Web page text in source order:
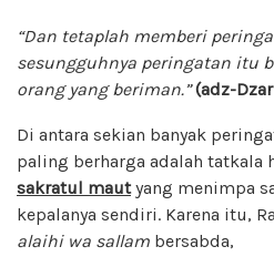
“Dan tetaplah memberi
sesungguhnya peringatan itu
orang yang beriman.” (adz-
Di antara sekian banyak
paling berharga adalah tatkala
sakratul mautyang menimpa
kepalanya sendiri. Karena itu,
alaihi wa sallam bersabda,